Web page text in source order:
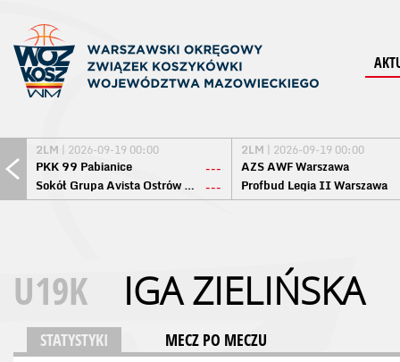
2LM | 2026-09-19 00:00
PKK 99 Pabianice
---
Sokół Grupa Avista Ostrów Maz. ---
2LM | 2026-09-19 00:00
AZS AWF Warszawa
Profbud Legia II Warszawa
U19K IGA ZIELIŃSKA
STATYSTYKI MECZ PO MECZU